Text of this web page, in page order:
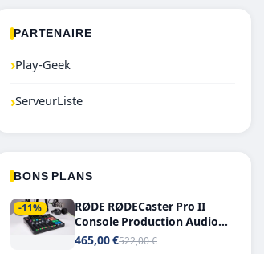
PARTENAIRE
›Play-Geek
›ServeurListe
BONS PLANS
-11%
RØDE RØDECaster Pro II
Console Production Audio
Tout-en-Un, Bluetooth et
465,00 €522,00 €